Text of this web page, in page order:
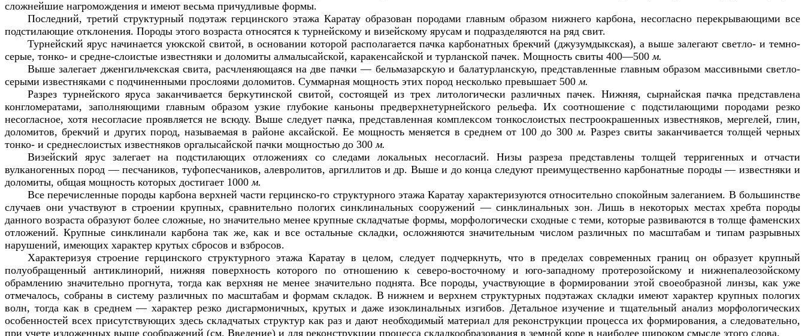
сложнейшие нагромождения и имеют весьма причудливые формы.
Последний, третий структурный подэтаж герцинского этажа Каратау образован породами главным образом нижнего карбона, несогласно перекрывающими все
подстилающие отклонения. Породы этого возраста относятся к турнейскому и визейскому ярусам и подразделяются на ряд свит.
Турнейский ярус начинается уюкской свитой, в основании которой располагается пачка карбонатных брекчий (джузумдыкская), а выше залегают светло- и темно-
серые, тонко- и средне-слоистые известняки и доломиты алмалысайской, каракенсайской и турланской пачек. Мощность свиты 400—500 м.
Выше залегает дженгильчекская свита, расчленяющаяся на две пачки — бельмазарскую и балатурланскую, представленные главным образом массивными светло-
серыми известняками с подчиненными прослоями доломитов. Суммарная мощность этих пород несколько превышает 500 м.
Разрез турнейского яруса заканчивается беркутинской свитой, состоящей из трех литологически различных пачек. Нижняя, сырнайская пачка представлена
конгломератами, заполняющими главным образом узкие глубокие каньоны предверхнетурнейского рельефа. Их соотношение с подстилающими породами резко
несогласное, хотя несогласие проявляется не всюду. Выше следует пачка, представленная комплексом тонкослоистых пестроокрашенных известняков, мергелей, глин,
доломитов, брекчий и других пород, называемая в районе аксайской. Ее мощность меняется в среднем от 100 до 300 м.Разрез свиты заканчивается толщей черных
тонко- и среднеслоистых известняков оргалысайской пачки мощностью до 300 м.
Визейский ярус залегает на подстилающих отложениях со следами локальных несогласий. Низы разреза представлены толщей терригенных и отчасти
вулканогенных пород — песчаников, туфопесчаников, алевролитов, аргиллитов и др. Выше и до конца следуют преимущественно карбонатные породы — известняки и
доломиты, общая мощность которых достигает 1000 м.
Все перечисленные породы карбона верхней части герцинско-го структурного этажа Каратау характеризуются относительно спокойным залеганием. В большинстве
случаев они участвуют в строении крупных, сравнительно пологих синклинальных сооружений — синклинальных зон. Лишь в некоторых местах хребта породы
данного возраста образуют более сложные, но значительно менее крупные складчатые формы, морфологически сходные с теми, которые развиваются в толще фаменских
отложений. Крупные синклинали карбона так же, как и все остальные складки, осложняются значительным числом различных по масштабам и типам разрывных
нарушений, имеющих характер крутых сбросов и взбросов.
Характеризуя строение герцинского структурного этажа Каратау в целом, следует подчеркнуть, что в пределах современных границ он образует крупный
полуобращенный антиклинорий, нижняя поверхность которого по отношению к северо-восточному и юго-западному протерозойскому и нижнепалеозойскому
обрамлению значительно прогнута, тогда как верхняя не менее значительно поднята. Все породы, участвующие в формировании этой своеобразной линзы, как уже
отмечалось, собраны в систему различных по масштабам и формам складок. В нижнем и верхнем структурных подэтажах складки имеют характер крупных пологих
волн, тогда как в среднем — характер резко дисгармоничных, крутых и даже изоклинальных изгибов. Детальное изучение и тщательный анализ морфологических
особенностей всех присутствующих здесь складчатых структур как раз и дают необходимый материал для реконструкции процесса их формирования, а следовательно,
при учете изложенных выше соображений (см. Введение) и для реконструкции процесса складкообразования в земной коре в наиболее широком смысле этого слова.